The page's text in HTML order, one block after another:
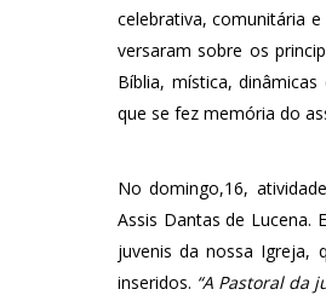
celebrativa, comunitária
versaram sobre os
Bíblia, mística,
que se fez memória do
No domingo,16,
Assis Dantas de Lucena.
juvenis da nossa Igreja,
inseridos. “A Pastoral da